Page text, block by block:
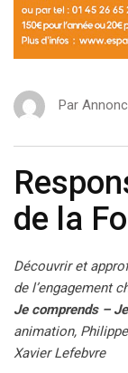
Par
de la
Découvrir et
de l’engagement
Je comprends –
animation,
Xavier Lefebvre